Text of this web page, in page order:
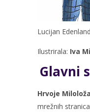
Lucijan
Ilustrirala: Iva
Glavni
Hrvoje Miloloža
mrežnih